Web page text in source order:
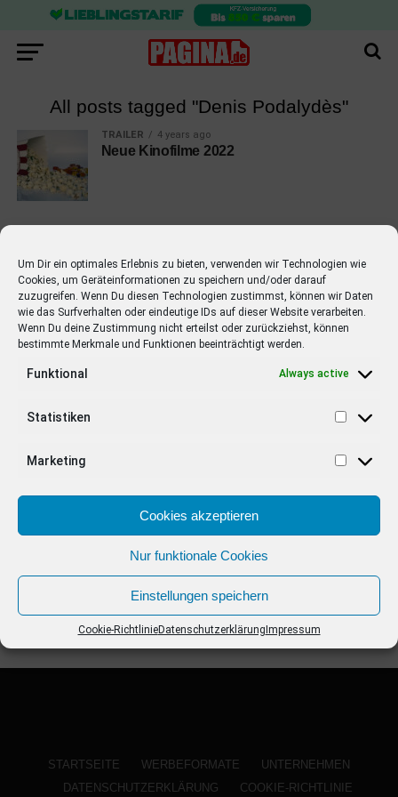
Um Dir ein optimales Erlebnis zu bieten, verwenden wir Technologien wie
Cookies, um Geräteinformationen zu speichern und/oder darauf
zuzugreifen. Wenn Du diesen Technologien zustimmst, können wir Daten
wie das Surfverhalten oder eindeutige IDs auf dieser Website verarbeiten.
Wenn Du deine Zustimmung nicht erteilst oder zurückziehst, können
bestimmte Merkmale und Funktionen beeinträchtigt werden.
Funktional Always active
Statistiken
Marketing
Cookies akzeptieren
Nur funktionale Cookies
Einstellungen speichern
Cookie-RichtlinieDatenschutzerklärung Impressum
All posts tagged "Denis Podalydès"
TRAILER 4 years ago
Neue Kinofilme 2022
EMPFOHLEN
STARS 4 years ago
Barbara Schöneberger Moderatorin
von “Verstehen Sie Spaß?”
STARTSEITE WERBEFORMATE
UNTERNEHMEN
DATENSCHUTZERKLÄRUNG
COOKIE-RICHTLINIE